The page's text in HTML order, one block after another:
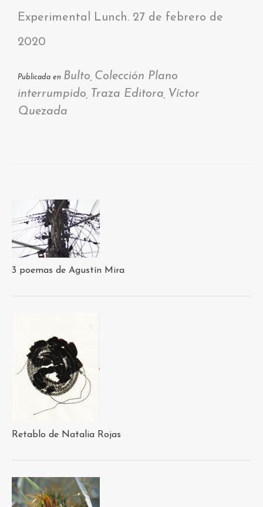
Experimental Lunch. 27 de febrero de
2020
Publicada en Bulto Colección Plano
interrumpido Traza Editora Víctor
Quezada
3 poemas de Agustín Mira
Retablo de Natalia Rojas